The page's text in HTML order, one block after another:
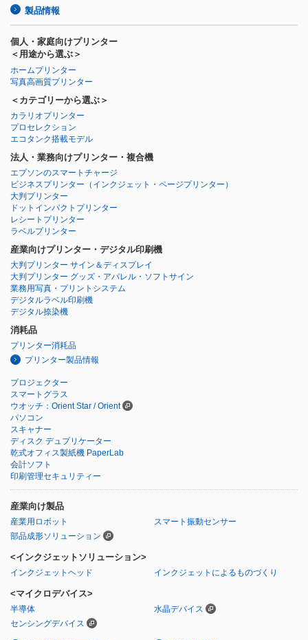
製品情報
個人・家庭向けプリンター
＜用途から選ぶ＞
ホームプリンター
写真高画質プリンター
＜カテゴリーから選ぶ＞
カラリオプリンター
プロセレクション
エコタンク搭載モデル
法人・業務向けプリンター・複合機
エプソンのスマートチャージ
ビジネスプリンター （インクジェット・ページプリンター）
大判プリンター
ドットインパクトプリンター
レシートプリンター
ラベルプリンター
産業向けプリンター・デジタル印刷機
大判プリンター サイン＆ディスプレイ
大判プリンター グッズ・アパレル・ソフトサイン
業務用写真・プリントシステム
デジタルラベル印刷機
デジタル捺染機
消耗品
プリンター消耗品
プリンター製品情報
プロジェクター
スマートグラス
ウオッチ：Orient Star / Orient
パソコン
スキャナー
ディスク デュプリケーター
乾式オフィス製紙機 PaperLab
会計ソフト
印刷管理セキュリティー
産業向け製品
産業用ロボット
スマート振動センサー
部品成形ソリューション
<インクジェットソリューション>
インクジェットヘッド インクジェットによるものづくり
<マイクロデバイス>
半導体
水晶デバイス
センシングデバイス